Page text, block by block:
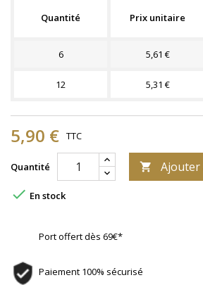
Quantité Prix unitaire
6 5,61 €
12 5,31 €
5,90 € TTC
Quantité  Ajouter
 En stock
Port offert dès 69€*
Paiement 100% sécurisé